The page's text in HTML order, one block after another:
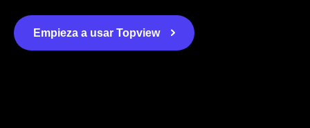
Empieza a usar Topview